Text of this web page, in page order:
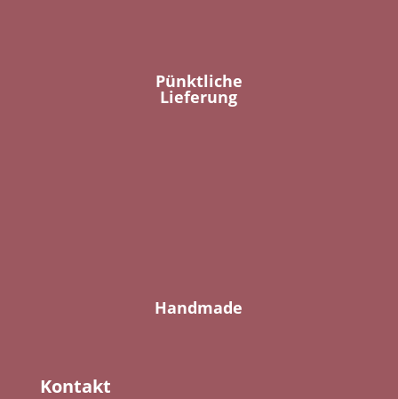
Pünktliche
Lieferung
Handmade
Kontakt